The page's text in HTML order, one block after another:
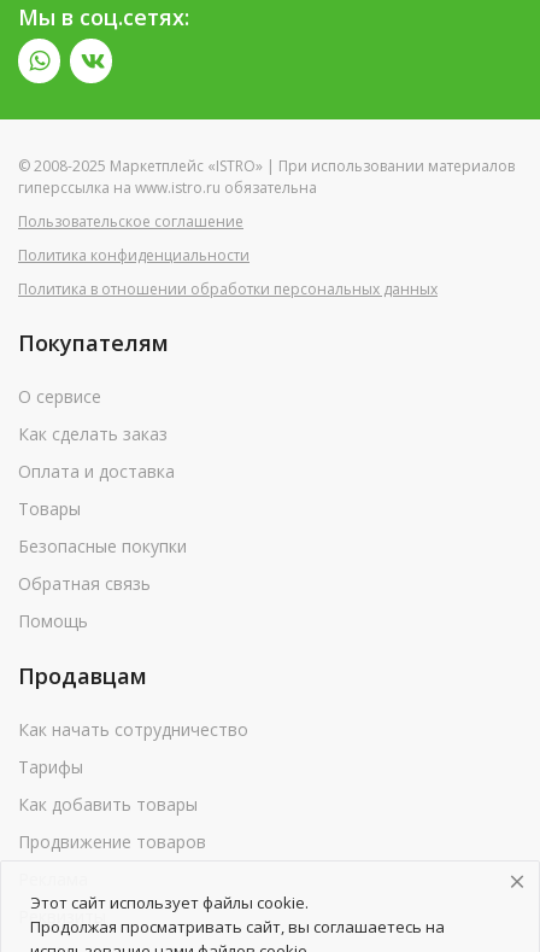
Мы в соц.сетях:
© 2008-2025 Маркетплейс «ISTRO» | При использовании материалов
гиперссылка на www.istro.ru обязательна
Пользовательское соглашение
Политика конфиденциальности
Политика в отношении обработки персональных данных
Покупателям
О сервисе
Как сделать заказ
Оплата и доставка
Товары
Безопасные покупки
Обратная связь
Помощь
Продавцам
Как начать сотрудничество
Тарифы
Как добавить товары
Продвижение товаров
Реквизиты
Этот сайт использует файлы cookie.
Продолжая просматривать сайт, вы соглашаетесь на